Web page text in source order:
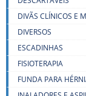
DIVÃS CLÍNICOS E
DIVERSOS
ESCADINHAS
FISIOTERAPIA
FUNDA PARA